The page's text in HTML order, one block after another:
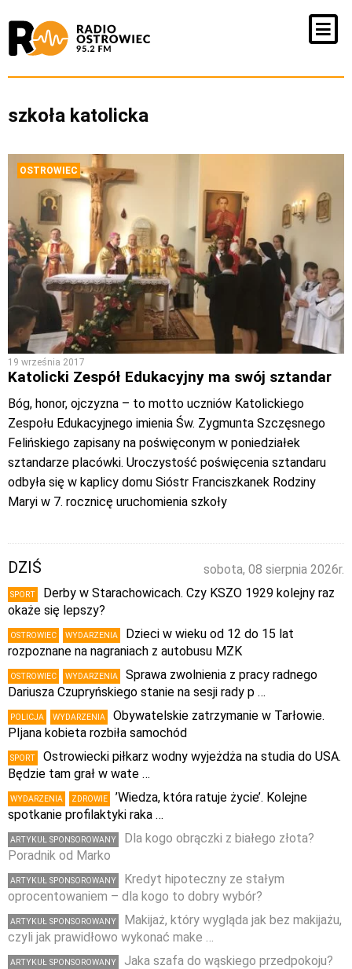
szkoła katolicka
OSTROWIEC
19 września 2017
Katolicki Zespół Edukacyjny ma swój sztandar
Bóg, honor, ojczyzna – to motto uczniów Katolickiego
Zespołu Edukacyjnego imienia Św. Zygmunta Szczęsnego
Felińskiego zapisany na poświęconym w poniedziałek
sztandarze placówki. Uroczystość poświęcenia sztandaru
odbyła się w kaplicy domu Sióstr Franciszkanek Rodziny
Maryi w 7. rocznicę uruchomienia szkoły
sobota, 08 sierpnia 2026r.
DZIŚ
SPORT
Derby w Starachowicach. Czy KSZO 1929 kolejny raz
okaże się lepszy?
OSTROWIEC WYDARZENIA
Dzieci w wieku od 12 do 15 lat
rozpoznane na nagraniach z autobusu MZK
OSTROWIEC WYDARZENIA
Sprawa zwolnienia z pracy radnego
Dariusza Czupryńskiego stanie na sesji rady p …
POLICJA WYDARZENIA
Obywatelskie zatrzymanie w Tarłowie.
PIjana kobieta rozbiła samochód
SPORT
Ostrowiecki piłkarz wodny wyjeżdża na studia do USA.
Będzie tam grał w wate …
WYDARZENIA ZDROWIE
’Wiedza, która ratuje życie’. Kolejne
spotkanie profilaktyki raka …
ARTYKUŁ SPONSOROWANY
Dla kogo obrączki z białego złota?
Poradnik od Marko
ARTYKUŁ SPONSOROWANY
Kredyt hipoteczny ze stałym
oprocentowaniem – dla kogo to dobry wybór?
ARTYKUŁ SPONSOROWANY
Makijaż, który wygląda jak bez makijażu,
czyli jak prawidłowo wykonać make …
ARTYKUŁ SPONSOROWANY
Jaka szafa do wąskiego przedpokoju?